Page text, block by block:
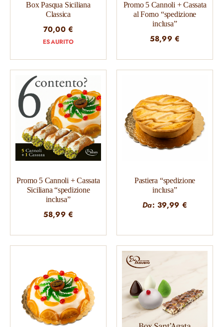
Box Pasqua Siciliana
Classica
70,00€
ESAURITO
Promo 5 Cannoli + Cassata
al Forno “spedizione
inclusa”
58,99€
Promo 5 Cannoli + Cassata
Siciliana “spedizione
inclusa”
58,99€
Pastiera “spedizione
inclusa”
Da:39,99 €